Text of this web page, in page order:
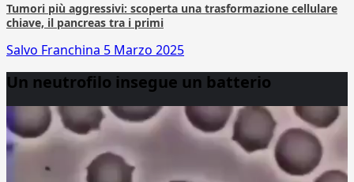
Tumori più aggressivi: scoperta una trasformazione cellulare
chiave, il pancreas tra i primi
Salvo Franchina 5 Marzo 2025
Un neutrofilo insegue un batterio
Player